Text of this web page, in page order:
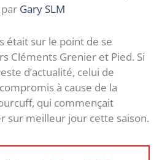
Gary SLM
était sur le point de se
Cléments Grenier et Pied. Si
d’actualité, celui de
à cause de la
qui commençait
sur meilleur jour cette saison.